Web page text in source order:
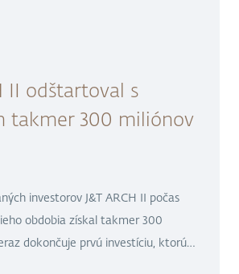
akciách prostredníctvom
II odštartoval s
takmer 300 miliónov
investorov J&T ARCH II počas
obdobia získal takmer 300
dokončuje prvú investíciu, ktorú